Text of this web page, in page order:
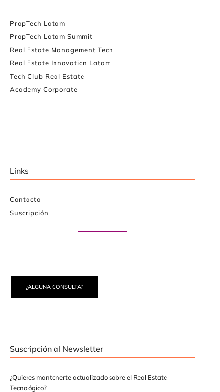
PropTech Latam
PropTech Latam Summit
Real Estate Management Tech
Real Estate Innovation Latam
Tech Club Real Estate
Academy Corporate
Links
Contacto
Suscripción
¿ALGUNA CONSULTA?
Suscripción al Newsletter
¿Quieres mantenerte actualizado sobre el Real Estate
Tecnológico?